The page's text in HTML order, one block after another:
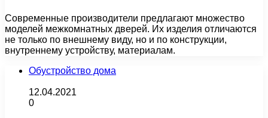
Современные производители предлагают множество
моделей межкомнатных дверей. Их изделия отличаются
не только по внешнему виду, но и по конструкции,
внутреннему устройству, материалам.
Обустройство дома
12.04.2021
0